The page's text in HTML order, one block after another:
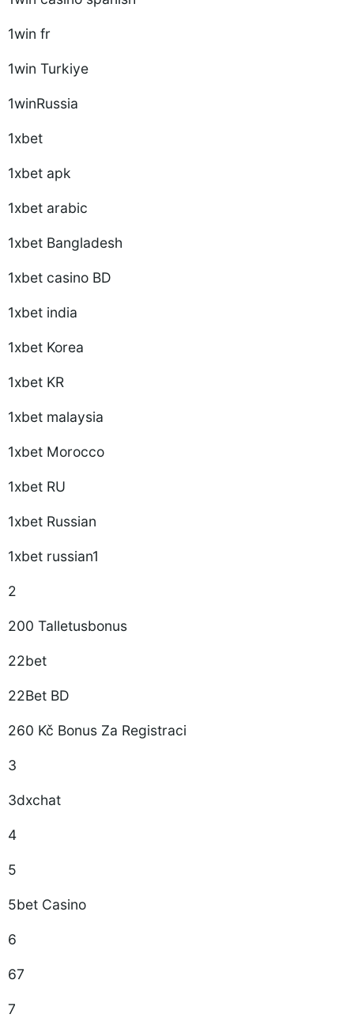
1win fr
1win Turkiye
1winRussia
1xbet
1xbet apk
1xbet arabic
1xbet Bangladesh
1xbet casino BD
1xbet india
1xbet Korea
1xbet KR
1xbet malaysia
1xbet Morocco
1xbet RU
1xbet Russian
1xbet russian1
2
200 Talletusbonus
22bet
22Bet BD
260 Kč Bonus Za Registraci
3
3dxchat
4
5
5bet Casino
6
67
7